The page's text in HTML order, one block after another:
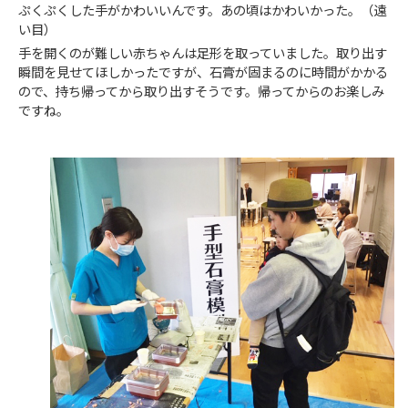
ぷくぷくした手がかわいいんです。あの頃はかわいかった。（遠
い目）
手を開くのが難しい赤ちゃんは足形を取っていました。取り出す
瞬間を見せてほしかったですが、石膏が固まるのに時間がかかる
ので、持ち帰ってから取り出すそうです。帰ってからのお楽しみ
ですね。